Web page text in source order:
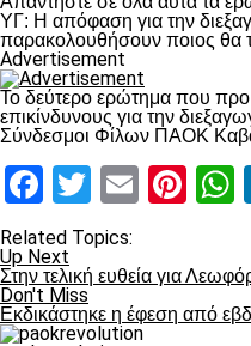
YΓ: Η απόφαση για την
παρακολουθήσουν ποιος θα
Advertisement
Το δεύτερο ερώτημα που
επικίνδυνους για την
Σύνδεσμοι Φίλων ΠΑΟΚ
Facebook
Twitter
Email
Related Topics:
Up Next
Στην τελική ευθεία για
Don't Miss
Εκδικάστηκε η έφεση από